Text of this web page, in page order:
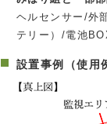
ヘルセンサー/外
テリー）/電池
設置事例（使用